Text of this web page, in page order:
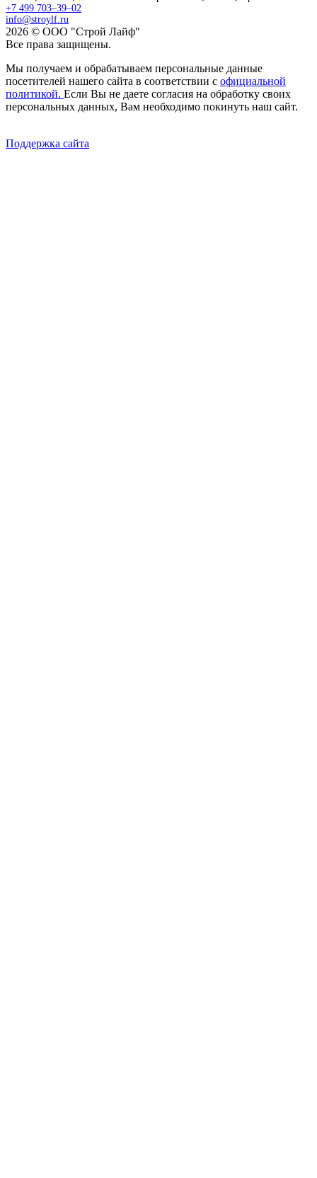
+7 499 703–39–02
info@stroylf.ru
2026 © ООО "Строй Лайф"
Все права защищены.
Мы получаем и обрабатываем персональные данные
посетителей нашего сайта в соответствии с официальной
политикой. Если Вы не даете согласия на обработку своих
персональных данных, Вам необходимо покинуть наш сайт.
Поддержка сайта